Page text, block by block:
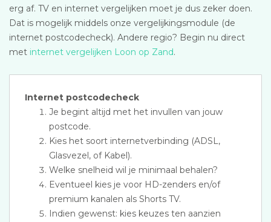
erg af. TV en internet vergelijken moet je dus zeker doen.
Dat is mogelijk middels onze vergelijkingsmodule (de
internet postcodecheck). Andere regio? Begin nu direct
met internet vergelijken Loon op Zand.
Internet postcodecheck
Je begint altijd met het invullen van jouw
postcode.
Kies het soort internetverbinding (ADSL,
Glasvezel, of Kabel).
Welke snelheid wil je minimaal behalen?
Eventueel kies je voor HD-zenders en/of
premium kanalen als Shorts TV.
Indien gewenst: kies keuzes ten aanzien